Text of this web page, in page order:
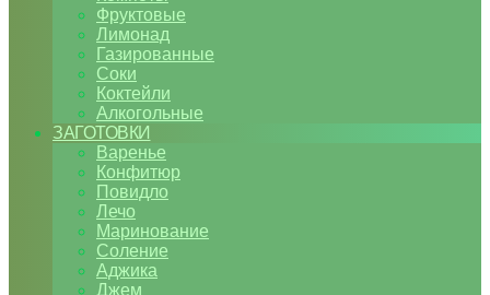
Фруктовые
Лимонад
Газированные
Соки
Коктейли
Алкогольные
ЗАГОТОВКИ
Варенье
Конфитюр
Повидло
Лечо
Маринование
Соление
Аджика
Джем